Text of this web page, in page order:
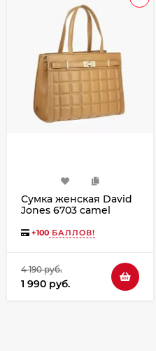
Сумка женская David
Jones 6703 camel
+100 БАЛЛОВ!
4 190 руб.
1 990 руб.